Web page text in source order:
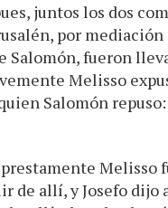
juntos los dos
por mediación
Salomón, fueron
Melisso
Salomón repuso:
Melisso
de allí, y Josefo dijo